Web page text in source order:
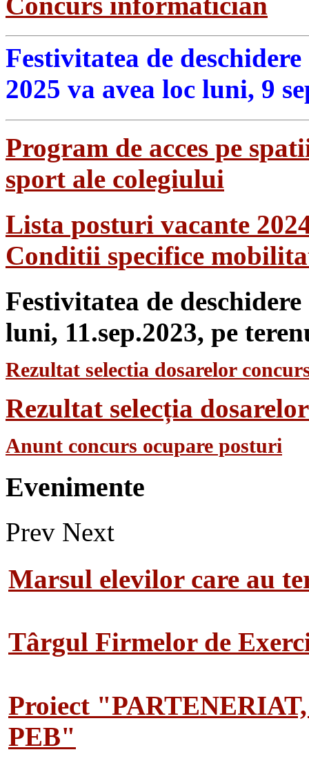
Festivitatea de
2025 va avea loc luni, 9
Program de acces pe
sport ale colegiului
Lista posturi vacante
Conditii specifice
Festivitatea de
luni, 11.sep.2023, pe
Rezultat selectia dosarelor
Rezultat selecția
Anunt concurs ocupare posturi
Evenimente
Prev Next
Marsul elevilor care au
Târgul Firmelor de
Proiect
PEB"